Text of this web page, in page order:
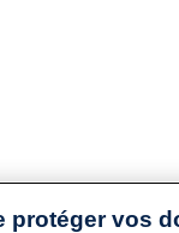
protéger vos